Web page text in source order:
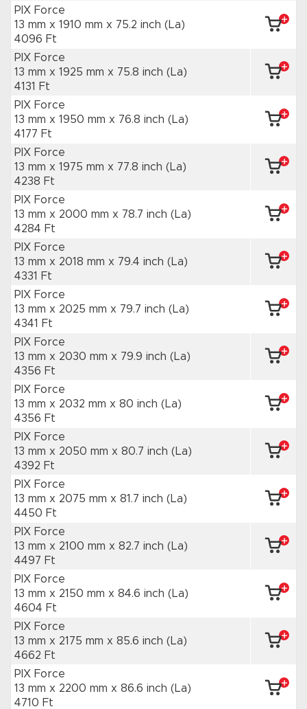
PIX Force
13 mm x 1910 mm x 75.2 inch (La)
4096 Ft
PIX Force
13 mm x 1925 mm x 75.8 inch (La)
4131 Ft
PIX Force
13 mm x 1950 mm x 76.8 inch (La)
4177 Ft
PIX Force
13 mm x 1975 mm x 77.8 inch (La)
4238 Ft
PIX Force
13 mm x 2000 mm x 78.7 inch (La)
4284 Ft
PIX Force
13 mm x 2018 mm x 79.4 inch (La)
4331 Ft
PIX Force
13 mm x 2025 mm x 79.7 inch (La)
4341 Ft
PIX Force
13 mm x 2030 mm x 79.9 inch (La)
4356 Ft
PIX Force
13 mm x 2032 mm x 80 inch (La)
4356 Ft
PIX Force
13 mm x 2050 mm x 80.7 inch (La)
4392 Ft
PIX Force
13 mm x 2075 mm x 81.7 inch (La)
4450 Ft
PIX Force
13 mm x 2100 mm x 82.7 inch (La)
4497 Ft
PIX Force
13 mm x 2150 mm x 84.6 inch (La)
4604 Ft
PIX Force
13 mm x 2175 mm x 85.6 inch (La)
4662 Ft
PIX Force
13 mm x 2200 mm x 86.6 inch (La)
4710 Ft